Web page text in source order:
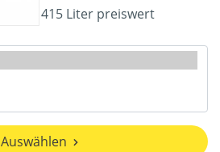
415 Liter preiswert
Auswählen